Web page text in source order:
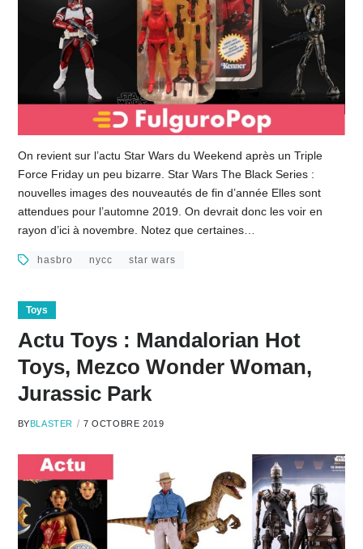
On revient sur l’actu Star Wars du Weekend après un Triple
Force Friday un peu bizarre. Star Wars The Black Series :
nouvelles images des nouveautés de fin d’année Elles sont
attendues pour l’automne 2019. On devrait donc les voir en
rayon d’ici à novembre. Notez que certaines…
hasbro nycc star wars
Toys
Actu Toys : Mandalorian Hot
Toys, Mezco Wonder Woman,
Jurassic Park
BY BLASTER 7 OCTOBRE 2019